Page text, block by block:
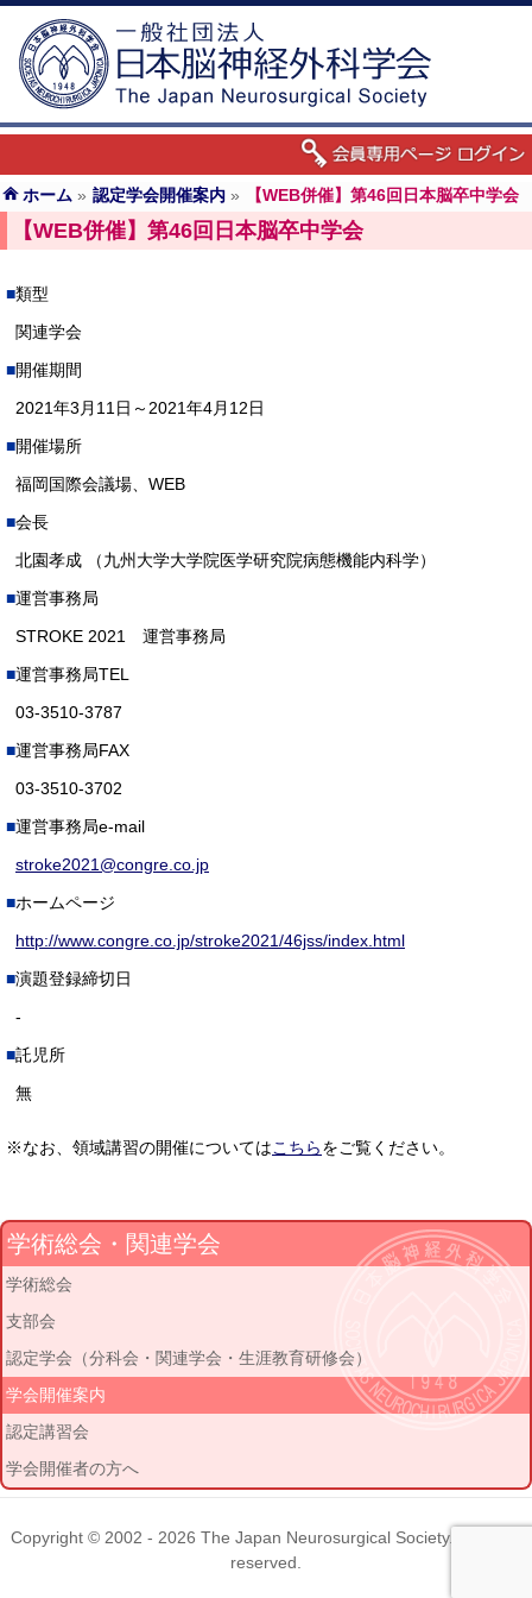
ホーム » 認定学会開催案内 » 【WEB併催】第46回日本脳卒中学会
【WEB併催】第46回日本脳卒中学会
類型
関連学会
開催期間
2021年3月11日～2021年4月12日
開催場所
福岡国際会議場、WEB
会長
北園孝成 （九州大学大学院医学研究院病態機能内科学）
運営事務局
STROKE 2021 運営事務局
運営事務局TEL
03-3510-3787
運営事務局FAX
03-3510-3702
運営事務局e-mail
stroke2021@congre.co.jp
ホームページ
http://www.congre.co.jp/stroke2021/46jss/index.html
演題登録締切日
-
託児所
無
※なお、領域講習の開催についてはこちらをご覧ください。
学術総会・関連学会
学術総会
支部会
認定学会（分科会・関連学会・生涯教育研修会）
学会開催案内
認定講習会
学会開催者の方へ
Copyright © 2002 - 2026 The Japan Neurosurgical Society. All rights
reserved.